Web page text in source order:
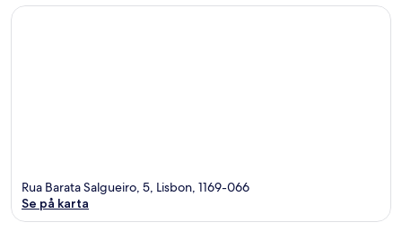
Rua Barata Salgueiro, 5, Lisbon, 1169-066
Se på karta